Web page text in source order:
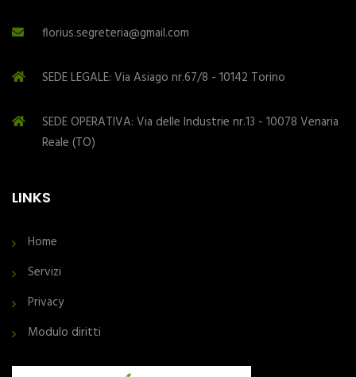
florius.segreteria@gmail.com
SEDE LEGALE: Via Asiago nr.67/8 - 10142 Torino
SEDE OPERATIVA: Via delle Industrie nr.13 - 10078 Venaria
Reale (TO)
LINKS
Home
Servizi
Privacy
Modulo diritti